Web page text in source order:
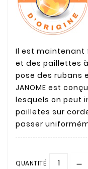
Il est maintenant
et des paillettes
pose des rubans
JANOME est
lesquels on peut
pailletes sur
passer
QUANTITÉ